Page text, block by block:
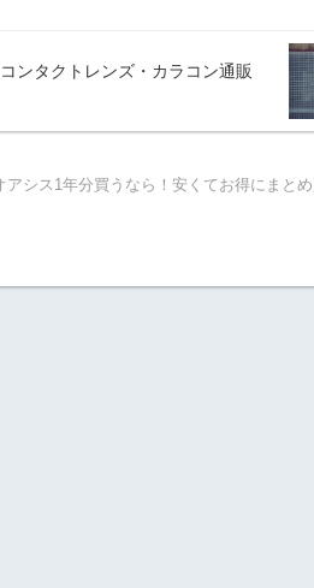
ンタクトレンズ・カラコン通販
アシス1年分買うなら！安くてお得にまと